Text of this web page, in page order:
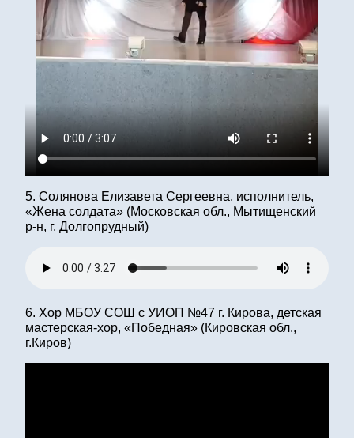
5. Солянова Елизавета Сергеевна, исполнитель,
«Жена солдата» (Московская обл., Мытищенский
р-н, г. Долгопрудный)
6. Хор МБОУ СОШ с УИОП №47 г. Кирова, детская
мастерская-хор, «Победная» (Кировская обл.,
г.Киров)